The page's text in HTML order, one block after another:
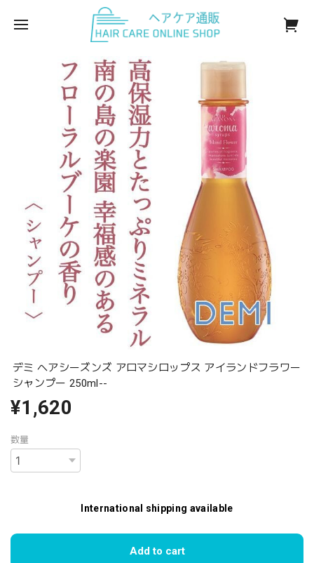
デミ ヘアシーズンズ アロマシロップス アイランドフラワー
シャンプー 250ml--
¥1,620
数量
International shipping available
Add to cart